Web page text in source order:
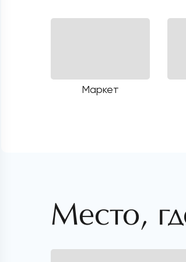
Маркет
Место,